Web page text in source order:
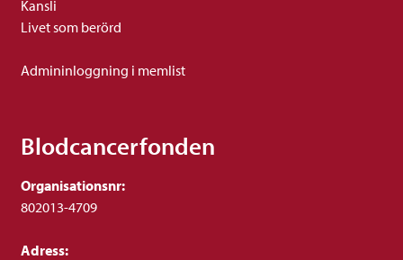
Kansli
Livet som berörd
Admininloggning i memlist
Blodcancerfonden
Organisationsnr:
802013-4709
Adress: